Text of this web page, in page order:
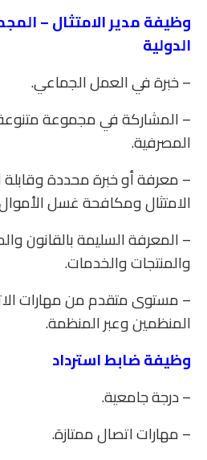
وظيفة مدير الامتثال –
الدولية
– خبرة في العمل الجماعي.
– المشاركة في مجموعة
المصرفية.
– معرفة أو خبرة محددة وقابلة
الامتثال ومكافحة غسل
– المعرفة السليمة بالقانون
والمنتجات والخدمات.
– مستوى متقدم من مهارات
المنظمين وعبر المنظمة.
وظيفة ضابط استرداد
– درجة جامعية.
– مهارات اتصال ممتازة.